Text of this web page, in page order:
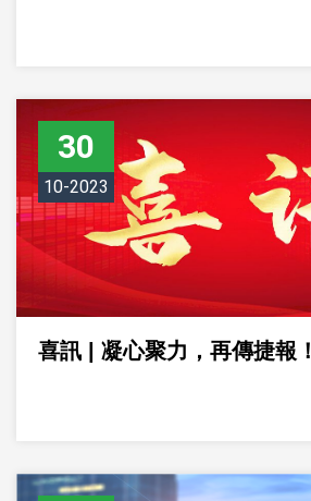
30
10-2023
喜訊 | 凝心聚力，再傳捷報！